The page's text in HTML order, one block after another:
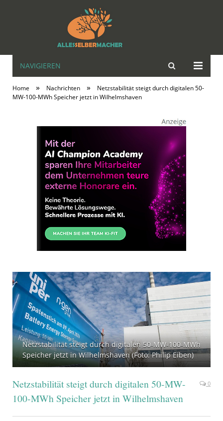
alles | selbst |
MACHER
NAVIGIEREN
Home » Nachrichten »
Netzstabilität steigt durch digitalen 50-
MW-100-MWh Speicher jetzt in Wilhelmshaven
Netzstabilität steigt durch digitalen 50-MW-100-MWh
Speicher jetzt in Wilhelmshaven (Foto: Philip Eiben)
Netzstabilität steigt durch digitalen 50-MW-
100-MWh Speicher jetzt in Wilhelmshaven
0